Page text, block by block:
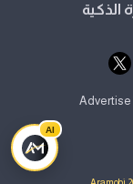
الذكية
AI